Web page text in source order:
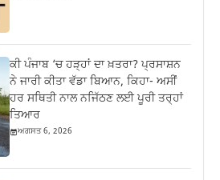
ਕੀ ਪੰਜਾਬ ‘ਚ ਹੜ੍ਹਾਂ ਦਾ ਖ਼ਤਰਾ? ਪ੍ਰਸਾਸ਼ਨ
ਨੇ ਜਾਰੀ ਕੀਤਾ ਵੱਡਾ ਬਿਆਨ, ਕਿਹਾ- ਅਸੀਂ
ਹਰ ਸਥਿਤੀ ਨਾਲ ਨਜਿੱਠਣ ਲਈ ਪੂਰੀ ਤਰ੍ਹਾਂ
ਤਿਆਰ
ਅਗਸਤ 6, 2026